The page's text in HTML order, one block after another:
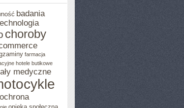
badania
choroby
farmacja
hotele butikowe
medyczne
ochrona